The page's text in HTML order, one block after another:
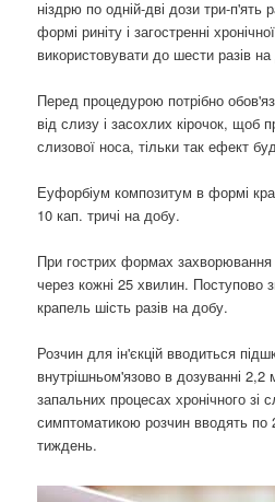
ніздрю по одній-дві дози три-п'ять
формі риніту і загостренні
використовувати до шести разів
Перед процедурою потрібно
від слизу і засохлих кірочок, щоб
слизової носа, тільки так ефект
Еуфорбіум композитум в формі
10 кап. тричі на добу.
При гострих формах
через кожні 25 хвилин. Поступово
крапель шість разів на добу.
Розчин для ін'єкцій вводиться
внутрішньом'язово в дозуванні
запальних процесах хронічного зі
симптоматикою розчин вводять
тиждень.